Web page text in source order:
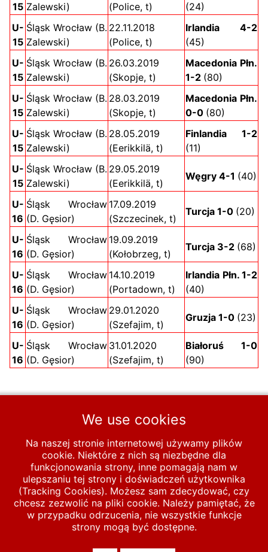
15 Zalewski)
(Police, t)
(24)
U-
15
Śląsk Wrocław (B.
Zalewski)
22.11.2018
(Police, t)
Irlandia 4-2
(45)
U-
15
Śląsk Wrocław (B.
Zalewski)
26.03.2019
(Skopje, t)
Macedonia Płn.
1-2 (80)
U-
15
Śląsk Wrocław (B.
Zalewski)
28.03.2019
(Skopje, t)
Macedonia Płn.
0-0 (80)
U-
15
Śląsk Wrocław (B.
Zalewski)
28.05.2019
(Eerikkilä, t)
Finlandia 1-2
(11)
U-
15
Śląsk Wrocław (B.
Zalewski)
29.05.2019
(Eerikkilä, t)
Węgry 4-1 (40)
U-
16
Śląsk Wrocław
(D. Gęsior)
17.09.2019
(Szczecinek, t)
Turcja 1-0 (20)
U-
16
Śląsk Wrocław
(D. Gęsior)
19.09.2019
(Kołobrzeg, t)
Turcja 3-2 (68)
U-
16
Śląsk Wrocław
(D. Gęsior)
14.10.2019
(Portadown, t)
Irlandia Płn. 1-2
(40)
U-
16
Śląsk Wrocław
(D. Gęsior)
29.01.2020
(Szefajim, t)
Gruzja 1-0 (23)
U-
16
Śląsk Wrocław
(D. Gęsior)
31.01.2020
(Szefajim, t)
Białoruś 1-0
(90)
1 2 3
Strona 1 z 3
Start MECZE Kadra 2019 U-16
© 2026 polska-pilka.pl|Tanie strony internetowe
We use cookies
Na naszej stronie internetowej używamy plików
cookie. Niektóre z nich są niezbędne dla
funkcjonowania strony, inne pomagają nam w
ulepszaniu tej strony i doświadczeń użytkownika
(Tracking Cookies). Możesz sam zdecydować, czy
chcesz zezwolić na pliki cookie. Należy pamiętać, że
w przypadku odrzucenia, nie wszystkie funkcje
strony mogą być dostępne.